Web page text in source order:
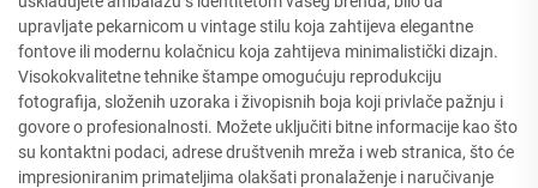
upravljate pekarnicom u vintage stilu koja zahtijeva elegantne
fontove ili modernu kolačnicu koja zahtijeva minimalistički dizajn.
Visokokvalitetne tehnike štampe omogućuju reprodukciju
fotografija, složenih uzoraka i živopisnih boja koji privlače pažnju i
govore o profesionalnosti. Možete uključiti bitne informacije kao što
su kontaktni podaci, adrese društvenih mreža i web stranica, što će
impresioniranim primateljima olakšati pronalaženje i naručivanje